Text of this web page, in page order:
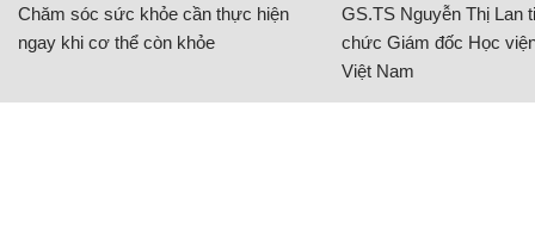
Chăm sóc sức khỏe cần thực hiện
ngay khi cơ thể còn khỏe
GS.TS Nguyễn Thị Lan
chức Giám đốc Học
Việt Nam